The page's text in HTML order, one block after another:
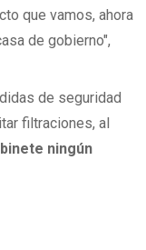
que vamos, ahora
de gobierno",
de seguridad
filtraciones, al
ningún